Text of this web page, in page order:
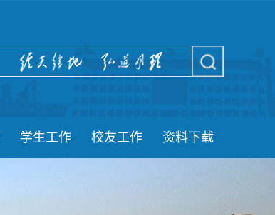
学生工作 校友工作 资料下载